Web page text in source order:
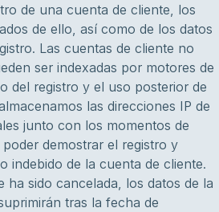
de una cuenta de cliente, los
de ello, así como de los datos
Las cuentas de cliente no
ser indexadas por motores de
del registro y el uso posterior de
las direcciones IP de
junto con los momentos de
demostrar el registro y
indebido de la cuenta de cliente.
ha sido cancelada, los datos de la
tras la fecha de